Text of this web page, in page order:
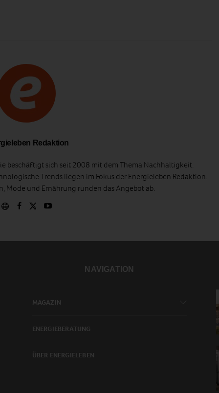
Redaktion
beschäftigt sich seit 2008 mit dem Thema Nachhaltigkeit.
Trends liegen im Fokus der Energieleben Redaktion.
Mode und Ernährung runden das Angebot ab.
NAVIGATION
MAGAZIN
ENERGIEBERATUNG
ÜBER ENERGIELEBEN